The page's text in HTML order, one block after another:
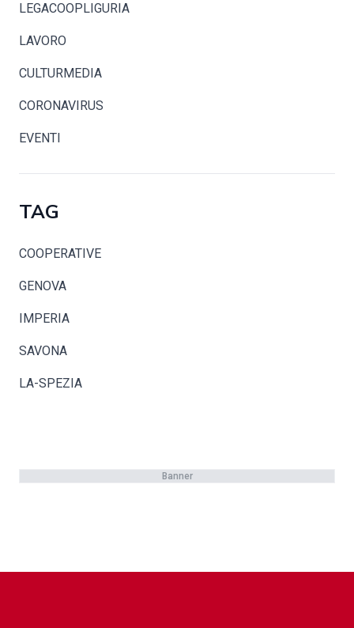
LEGACOOPLIGURIA
LAVORO
CULTURMEDIA
CORONAVIRUS
EVENTI
TAG
COOPERATIVE
GENOVA
IMPERIA
SAVONA
LA-SPEZIA
Banner